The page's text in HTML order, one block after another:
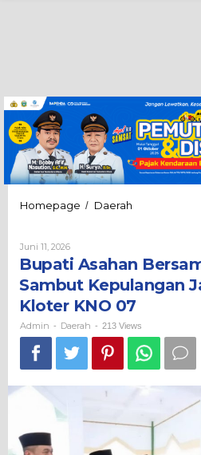
Homepage / Daerah
Sambut
Jamaah
Haji
KNO
07
Juni 11, 2026Oleh
Admin
Bupati Asahan
Sambut Kepulangan
Kloter KNO 07
Admin - Daerah - 213 Views